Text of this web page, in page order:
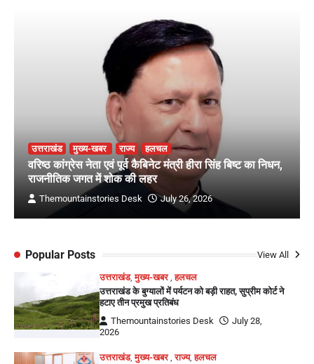
उत्तराखंड मुख्य-खबर राज्य हलचल
वरिष्ठ कांग्रेस नेता एवं पूर्व कैबिनेट मंत्री हीरा सिंह बिष्ट का निधन,
राजनीतिक जगत में शोक की लहर
Themountainstories Desk July 26, 2026
Popular Posts View All
उत्तराखंड,मुख्य-खबर,हलचल
उत्तराखंड के बुग्यालों में पर्यटन को बड़ी राहत, सुप्रीम कोर्ट ने
हटाए तीन प्रमुख प्रतिबंध
Themountainstories Desk
July 28,
2026
उत्तराखंड,मुख्य-खबर,राज्य,हलचल